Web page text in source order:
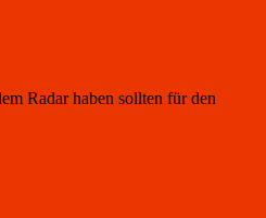
Radar haben sollten für den